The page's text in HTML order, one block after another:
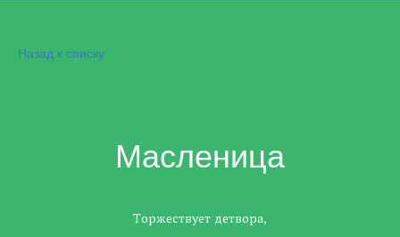
Назад к списку
Масленица
Торжествует детвора,